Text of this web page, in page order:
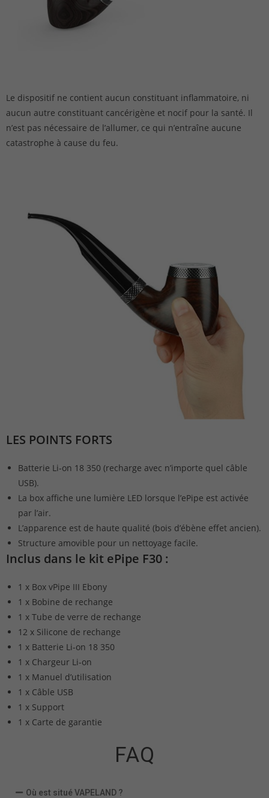
Le dispositif ne contient aucun constituant inflammatoire, ni
aucun autre constituant cancérigène et nocif pour la santé. Il
n’est pas nécessaire de l’allumer, ce qui n’entraîne aucune
catastrophe à cause du feu.
LES POINTS FORTS
Batterie Li-on 18 350 (recharge avec n’importe quel câble
USB).
La box affiche une lumière LED lorsque l’ePipe est activée
par l’air.
L’apparence est de haute qualité (bois d’ébène effet ancien).
Structure amovible pour un nettoyage facile.
Inclus dans le kit ePipe F30 :
1 x Box vPipe III Ebony
1 x Bobine de rechange
1 x Tube de verre de rechange
12 x Silicone de rechange
1 x Batterie Li-on 18 350
1 x Chargeur Li-on
1 x Manuel d’utilisation
1 x Câble USB
1 x Support
1 x Carte de garantie
FAQ
Où est situé VAPELAND ?